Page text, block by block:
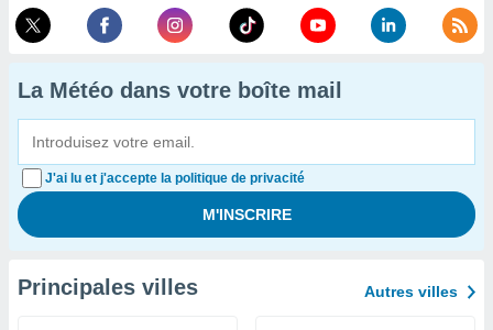
La Météo dans votre boîte mail
J'ai lu et j'accepte la politique de privacité
Principales villes Autres villes